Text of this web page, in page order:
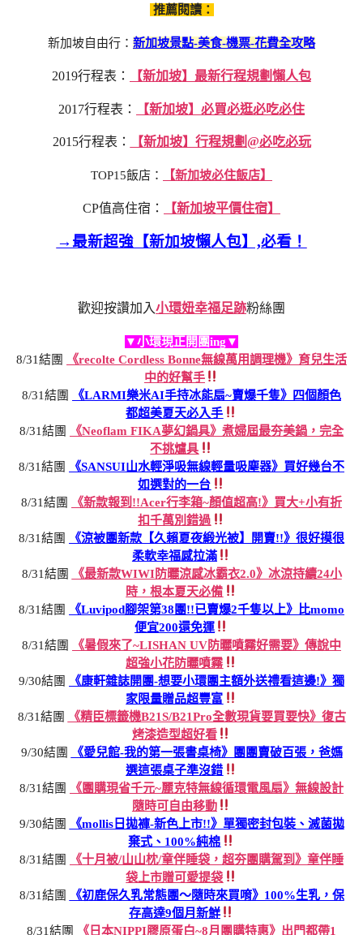
推薦閱讀：
新加坡自由行： 新加坡景點-美食-機票-花費全攻略
2019行程表： 【新加坡】最新行程規劃懶人包
2017行程表： 【新加坡】必買必逛必吃必住
2015行程表： 【新加坡】行程規劃@必吃必玩
TOP15飯店： 【新加坡必住飯店】
CP值高住宿： 【新加坡平價住宿】
→最新超強【新加坡懶人包】,必看！
歡迎按讚加入小環妞幸福足跡粉絲團
▼小環現正開團ing▼
8/31結團
《recolte Cordless Bonne無線萬用調理機》育兒生活
中的好幫手
8/31結團
《LARMI樂米AI手持冰能扇~賣爆千隻》四個顏色
都超美夏天必入手
8/31結團
《Neoflam FIKA夢幻鍋具》煮婦屆最夯美鍋，完全
不挑爐具
8/31結團
《SANSUI山水輕淨吸無線輕量吸塵器》買好幾台不
如選對的一台
8/31結團
《新款報到!!Acer行李箱~顏值超高!》買大+小有折
扣千萬別錯過
8/31結團
《涼被團新款【久賴夏夜緞光被】開賣!!》很好摸很
柔軟幸福感拉滿
8/31結團
《最新款WIWI防曬涼感冰霸衣2.0》冰涼持續24小
時，根本夏天必備
8/31結團
《Luvipod腳架第38團!!已賣爆2千隻以上》比momo
便宜200還免運
8/31結團
《暑假來了~LISHAN UV防曬噴霧好需要》傳說中
超強小花防曬噴霧
9/30結團
《康軒雜誌開團-想要小環團主額外送禮看這邊!》獨
家限量贈品超豐富
8/31結團
《精臣標籤機B21S/B21Pro全數現貨要買要快》復古
烤漆造型超好看
9/30結團
《愛兒館-我的第一張書桌椅》團團賣破百張，爸媽
選這張桌子準沒錯
8/31結團
《團購現省千元~麗克特無線循環電風扇》無線設計
隨時可自由移動
9/30結團
《mollis日拋褲-新色上市!!》單獨密封包裝、滅菌拋
棄式、100%純棉
8/31結團
《十月被/山山枕/童伴睡袋，超夯團購駕到》童伴睡
袋上市贈可愛提袋
8/31結團
《初鹿保久乳常態團～隨時來買唷》100%生乳，保
存高達9個月新鮮
8/31結團
《日本NIPPI膠原蛋白~8月團購特惠》出門都帶1